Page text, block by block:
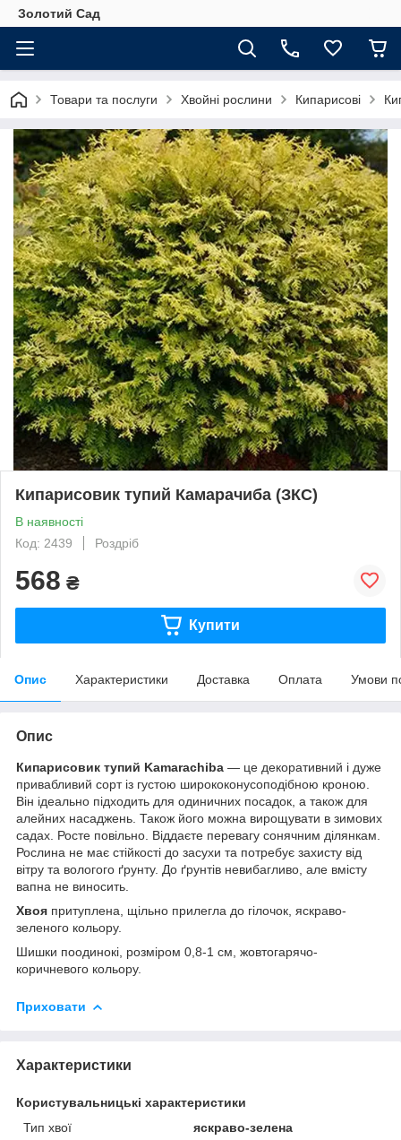
Золотий Сад
Товари та послуги Хвойні рослини Кипарисові
Кипарисовик тупий Камарачиба (ЗКС)
В наявності
Код: 2439
Роздріб
568 ₴
Купити
Опис Характеристики Доставка Оплата Умови
Опис
Кипарисовик тупий Kamarachiba — це декоративний і дуже
привабливий сорт із густою ширококонусоподібною кроною.
Він ідеально підходить для одиничних посадок, а також для
алейних насаджень. Також його можна вирощувати в зимових
садах. Росте повільно. Віддаєте перевагу сонячним ділянкам.
Рослина не має стійкості до засухи та потребує захисту від
вітру та вологого ґрунту. До ґрунтів невибагливо, але вмісту
вапна не виносить.
Хвоя притуплена, щільно прилегла до гілочок, яскраво-
зеленого кольору.
Шишки поодинокі, розміром 0,8-1 см, жовтогарячо-
коричневого кольору.
Приховати
Характеристики
Користувальницькі характеристики
Тип хвої
яскраво-зелена